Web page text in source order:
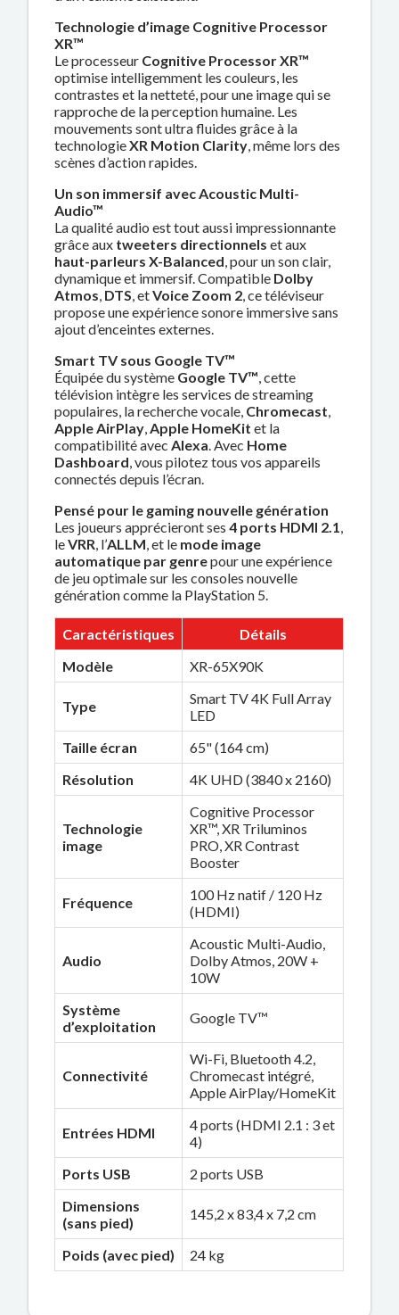
Technologie d’image Cognitive Processor
XR™
Le processeur Cognitive Processor XR™
optimise intelligemment les couleurs, les
contrastes et la netteté, pour une image qui se
rapproche de la perception humaine. Les
mouvements sont ultra fluides grâce à la
technologieXR Motion Clarity , même lors des
scènes d’action rapides.
Un son immersif avec Acoustic Multi-
Audio™
La qualité audio est tout aussi impressionnante
grâce aux tweeters directionnels et aux
haut-parleurs X-Balanced , pour un son clair,
dynamique et immersif. Compatible Dolby
Atmos DTS , etVoice Zoom 2 , ce téléviseur
propose une expérience sonore immersive sans
ajout d’enceintes externes.
Smart TV sous Google TV™
Équipée du système Google TV™ , cette
télévision intègre les services de streaming
populaires, la recherche vocale, Chromecast
Apple AirPlay Apple HomeKit et la
compatibilité avec Alexa . Avec Home
Dashboard , vous pilotez tous vos appareils
connectés depuis l’écran.
Pensé pour le gaming nouvelle génération
Les joueurs apprécieront ses4 ports HDMI 2.1
leVRR , l’ALLM , et le mode image
automatique par genrepour une expérience
de jeu optimale sur les consoles nouvelle
génération comme la PlayStation 5.
Caractéristiques
Détails
Modèle
XR-65X90K
Type
Smart TV 4K Full Array
LED
Taille écran
65" (164 cm)
Résolution
4K UHD (3840 x 2160)
Technologie
image
Cognitive Processor
XR™, XR Triluminos
PRO, XR Contrast
Booster
Fréquence
100 Hz natif / 120 Hz
(HDMI)
Audio
Acoustic Multi-Audio,
Dolby Atmos, 20W +
10W
Système
d’exploitation
Google TV™
Connectivité
Wi-Fi, Bluetooth 4.2,
Chromecast intégré,
Apple AirPlay/HomeKit
Entrées HDMI
4 ports (HDMI 2.1 : 3 et
4)
Ports USB
2 ports USB
Dimensions
(sans pied)
145,2 x 83,4 x 7,2 cm
Poids (avec pied) 24 kg